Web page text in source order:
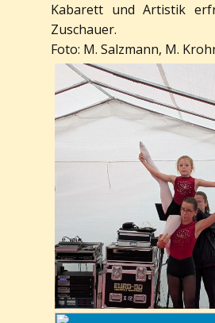
Kabarett und Artistik
Zuschauer.
Foto: M. Salzmann, M.